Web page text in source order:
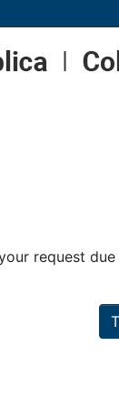
request